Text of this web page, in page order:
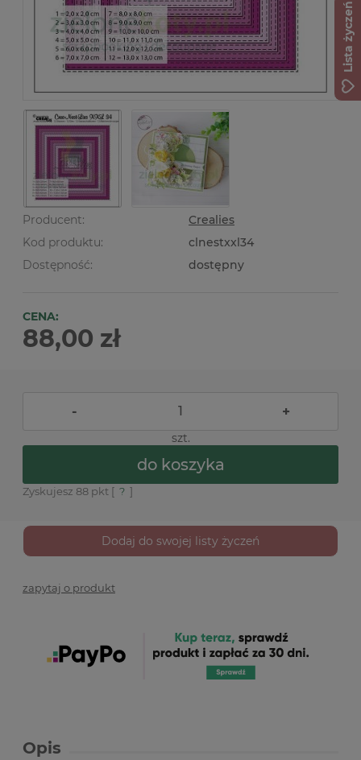
Producent:
Crealies
Kod produktu:
clnestxxl34
Dostępność:
dostępny
CENA:
88,00 zł
- +
szt.
do koszyka
Zyskujesz 88 pkt [ ? ]
Dodaj do swojej listy życzeń
zapytaj o produkt
Opis
Lista życzeń